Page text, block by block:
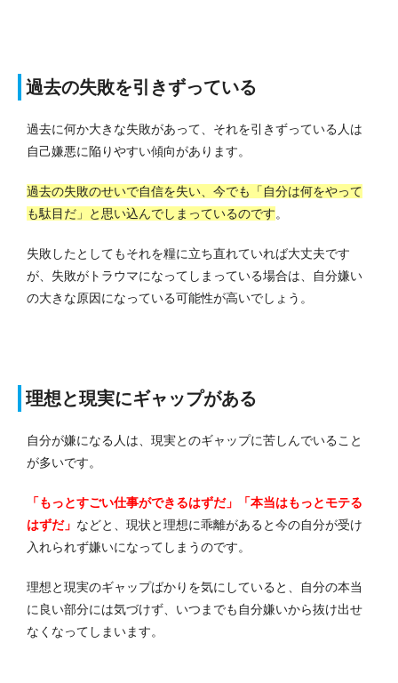
過去の失敗を引きずっている
過去に何か大きな失敗があって、それを引きずっている人は
自己嫌悪に陥りやすい傾向があります。
過去の失敗のせいで自信を失い、今でも「自分は何をやって
も駄目だ」と思い込んでしまっているのです。
失敗したとしてもそれを糧に立ち直れていれば大丈夫です
が、失敗がトラウマになってしまっている場合は、自分嫌い
の大きな原因になっている可能性が高いでしょう。
理想と現実にギャップがある
自分が嫌になる人は、現実とのギャップに苦しんでいること
が多いです。
「もっとすごい仕事ができるはずだ」「本当はもっとモテる
はずだ」 などと、現状と理想に乖離があると今の自分が受け
入れられず嫌いになってしまうのです。
理想と現実のギャップばかりを気にしていると、自分の本当
に良い部分には気づけず、いつまでも自分嫌いから抜け出せ
なくなってしまいます。